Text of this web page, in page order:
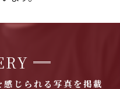
じられる写真を掲載